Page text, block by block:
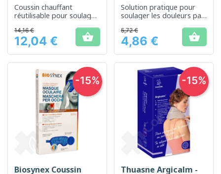
Coussin chauffant
réutilisable pour soulager
douleurs
Prix
14,16 €
12,04 € 
Solution pratique pour
soulager les douleurs par
Prix
5,72 €
4,86 € 
Biosynex Coussin
-15%
Thuasne Argicalm -
-15%